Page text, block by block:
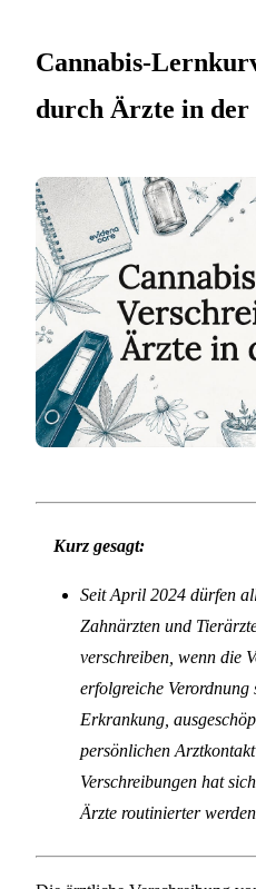
Cannabis-
durch Ärzte in der
Kurz gesagt:
Seit April 2024 dürfen
Zahnärzten und
verschreiben, wenn die
erfolgreiche Verordnung
Erkrankung,
persönlichen
Verschreibungen hat
Ärzte routinierter